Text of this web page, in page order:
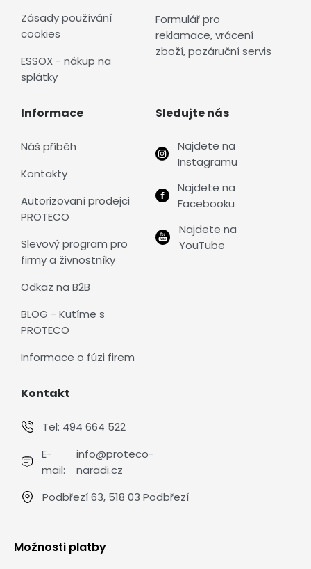
Zásady používání
cookies
ESSOX - nákup na
splátky
Formulář pro
reklamace, vrácení
zboží, pozáruční servis
Informace
Náš příběh
Kontakty
Autorizovaní prodejci
PROTECO
Slevový program pro
firmy a živnostníky
Odkaz na B2B
BLOG - Kutíme s
PROTECO
Informace o fúzi firem
Sledujte nás
Najdete na
Instagramu
Najdete na
Facebooku
Najdete na
YouTube
Kontakt
Tel: 494 664 522
E-
mail:
info@proteco-
naradi.cz
Podbřezí 63, 518 03 Podbřezí
Možnosti platby